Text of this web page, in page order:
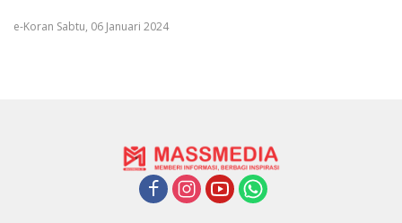
e-Koran Sabtu, 06 Januari 2024